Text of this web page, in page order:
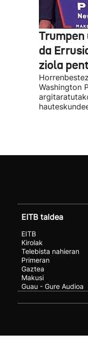
da
ziola
Washington
EITB taldea
EITB
Kirolak
Telebista nahieran
Primeran
Gaztea
Makusi
Guau - Gure Audioa